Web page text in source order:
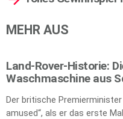
MEHR AUS
Land-Rover-Historie:
Waschmaschine aus
Der britische
amused“, als er das erste